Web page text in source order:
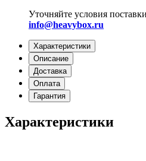
Уточняйте условия
info@heavybox.ru
Характеристики
Описание
Доставка
Оплата
Гарантия
Характеристики